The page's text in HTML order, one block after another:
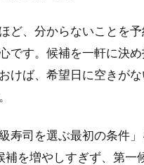
ど、分からないことを
です。候補を一軒に決
けば、希望日に空きが
寿司を選ぶ最初の条件
補を増やしすぎず、第一